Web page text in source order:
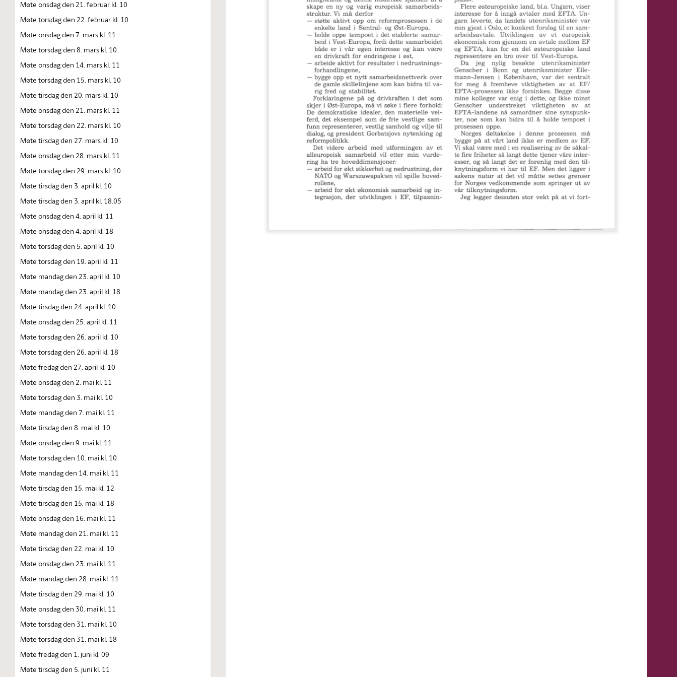
Møte onsdag den 21. februar kl. 10
Møte torsdag den 22. februar kl. 10
Møte onsdag den 7. mars kl. 11
Møte torsdag den 8. mars kl. 10
Møte onsdag den 14. mars kl. 11
Møte torsdag den 15. mars kl. 10
Møte tirsdag den 20. mars kl. 10
Møte onsdag den 21. mars kl. 11
Møte torsdag den 22. mars kl. 10
Møte tirsdag den 27. mars kl. 10
Møte onsdag den 28. mars kl. 11
Møte torsdag den 29. mars kl. 10
Møte tirsdag den 3. april kl. 10
Møte tirsdag den 3. april kl. 18.05
Møte onsdag den 4. april kl. 11
Møte onsdag den 4. april kl. 18
Møte torsdag den 5. april kl. 10
Møte torsdag den 19. april kl. 11
Møte mandag den 23. april kl. 10
Møte mandag den 23. april kl. 18
Møte tirsdag den 24. april kl. 10
Møte onsdag den 25. april kl. 11
Møte torsdag den 26. april kl. 10
Møte torsdag den 26. april kl. 18
Møte fredag den 27. april kl. 10
Møte onsdag den 2. mai kl. 11
Møte torsdag den 3. mai kl. 10
Møte mandag den 7. mai kl. 11
Møte tirsdag den 8. mai kl. 10
Møte onsdag den 9. mai kl. 11
Møte torsdag den 10. mai kl. 10
Møte mandag den 14. mai kl. 11
Møte tirsdag den 15. mai kl. 12
Møte tirsdag den 15. mai kl. 18
Møte onsdag den 16. mai kl. 11
Møte mandag den 21. mai kl. 11
Møte tirsdag den 22. mai kl. 10
Møte onsdag den 23. mai kl. 11
Møte mandag den 28. mai kl. 11
Møte tirsdag den 29. mai kl. 10
Møte onsdag den 30. mai kl. 11
Møte torsdag den 31. mai kl. 10
Møte torsdag den 31. mai kl. 18
Møte fredag den 1. juni kl. 09
Møte tirsdag den 5. juni kl. 11